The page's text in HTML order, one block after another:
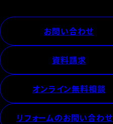
お問い合わせ
資料請求
オンライン無料相談
リフォームのお問い合わせ